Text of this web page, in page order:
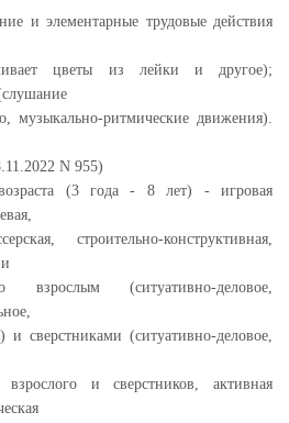
и элементарные трудовые действия
цветы из лейки и другое);
музыкально-ритмические движения).
N 955)
(3 года - 8 лет) - игровая
строительно-конструктивная,
(ситуативно-деловое,
и сверстниками (ситуативно-деловое,
и сверстников, активная